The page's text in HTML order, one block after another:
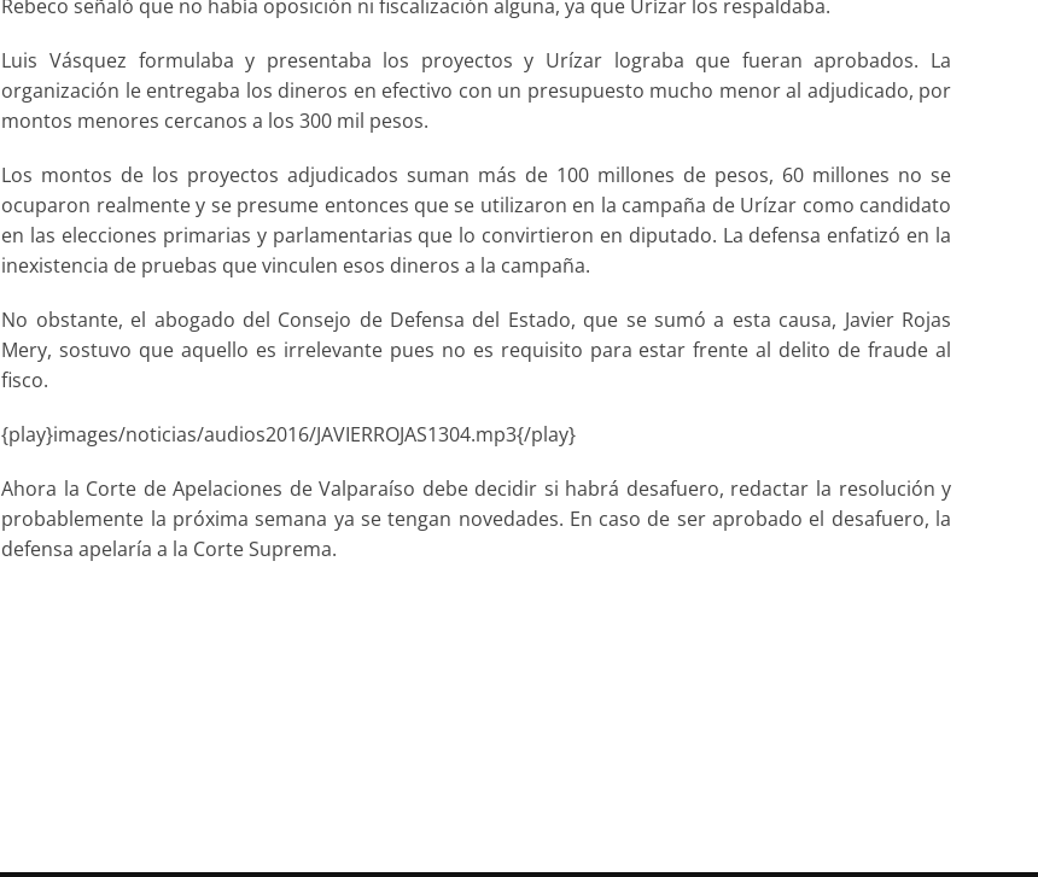
Rebeco señaló que no había oposición ni fiscalización alguna, ya que Urízar los respaldaba.
Luis Vásquez formulaba y presentaba los proyectos y Urízar lograba que fueran aprobados. La
organización le entregaba los dineros en efectivo con un presupuesto mucho menor al adjudicado, por
montos menores cercanos a los 300 mil pesos.
Los montos de los proyectos adjudicados suman más de 100 millones de pesos, 60 millones no se
ocuparon realmente y se presume entonces que se utilizaron en la campaña de Urízar como candidato
en las elecciones primarias y parlamentarias que lo convirtieron en diputado. La defensa enfatizó en la
inexistencia de pruebas que vinculen esos dineros a la campaña.
No obstante, el abogado del Consejo de Defensa del Estado, que se sumó a esta causa, Javier Rojas
Mery, sostuvo que aquello es irrelevante pues no es requisito para estar frente al delito de fraude al
fisco.
{play}images/noticias/audios2016/JAVIERROJAS1304.mp3{/play}
Ahora la Corte de Apelaciones de Valparaíso debe decidir si habrá desafuero, redactar la resolución y
probablemente la próxima semana ya se tengan novedades. En caso de ser aprobado el desafuero, la
defensa apelaría a la Corte Suprema.